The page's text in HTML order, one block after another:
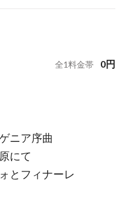
全1料金帯 0円
ニア序曲
にて
とフィナーレ